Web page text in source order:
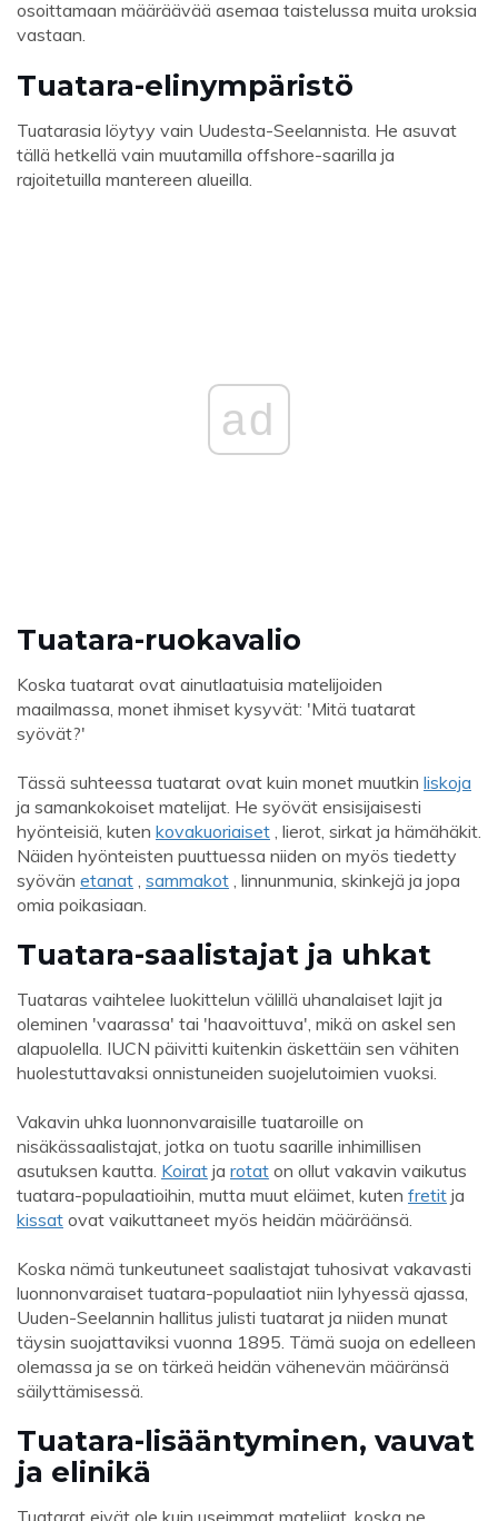
osoittamaan määräävää asemaa taistelussa muita uroksia
vastaan.
Tuatara-elinympäristö
Tuatarasia löytyy vain Uudesta-Seelannista. He asuvat
tällä hetkellä vain muutamilla offshore-saarilla ja
rajoitetuilla mantereen alueilla.
ad
Tuatara-ruokavalio
Koska tuatarat ovat ainutlaatuisia matelijoiden
maailmassa, monet ihmiset kysyvät: 'Mitä tuatarat
syövät?'
Tässä suhteessa tuatarat ovat kuin monet muutkin liskoja
ja samankokoiset matelijat. He syövät ensisijaisesti
hyönteisiä, kuten kovakuoriaiset , lierot, sirkat ja hämähäkit.
Näiden hyönteisten puuttuessa niiden on myös tiedetty
syövän etanat , sammakot , linnunmunia, skinkejä ja jopa
omia poikasiaan.
Tuatara-saalistajat ja uhkat
Tuataras vaihtelee luokittelun välillä uhanalaiset lajit ja
oleminen 'vaarassa' tai 'haavoittuva', mikä on askel sen
alapuolella. IUCN päivitti kuitenkin äskettäin sen vähiten
huolestuttavaksi onnistuneiden suojelutoimien vuoksi.
Vakavin uhka luonnonvaraisille tuataroille on
nisäkässaalistajat, jotka on tuotu saarille inhimillisen
asutuksen kautta. Koirat ja rotat on ollut vakavin vaikutus
tuatara-populaatioihin, mutta muut eläimet, kuten fretit ja
kissat ovat vaikuttaneet myös heidän määräänsä.
Koska nämä tunkeutuneet saalistajat tuhosivat vakavasti
luonnonvaraiset tuatara-populaatiot niin lyhyessä ajassa,
Uuden-Seelannin hallitus julisti tuatarat ja niiden munat
täysin suojattaviksi vuonna 1895. Tämä suoja on edelleen
olemassa ja se on tärkeä heidän vähenevän määränsä
säilyttämisessä.
Tuatara-lisääntyminen, vauvat
ja elinikä